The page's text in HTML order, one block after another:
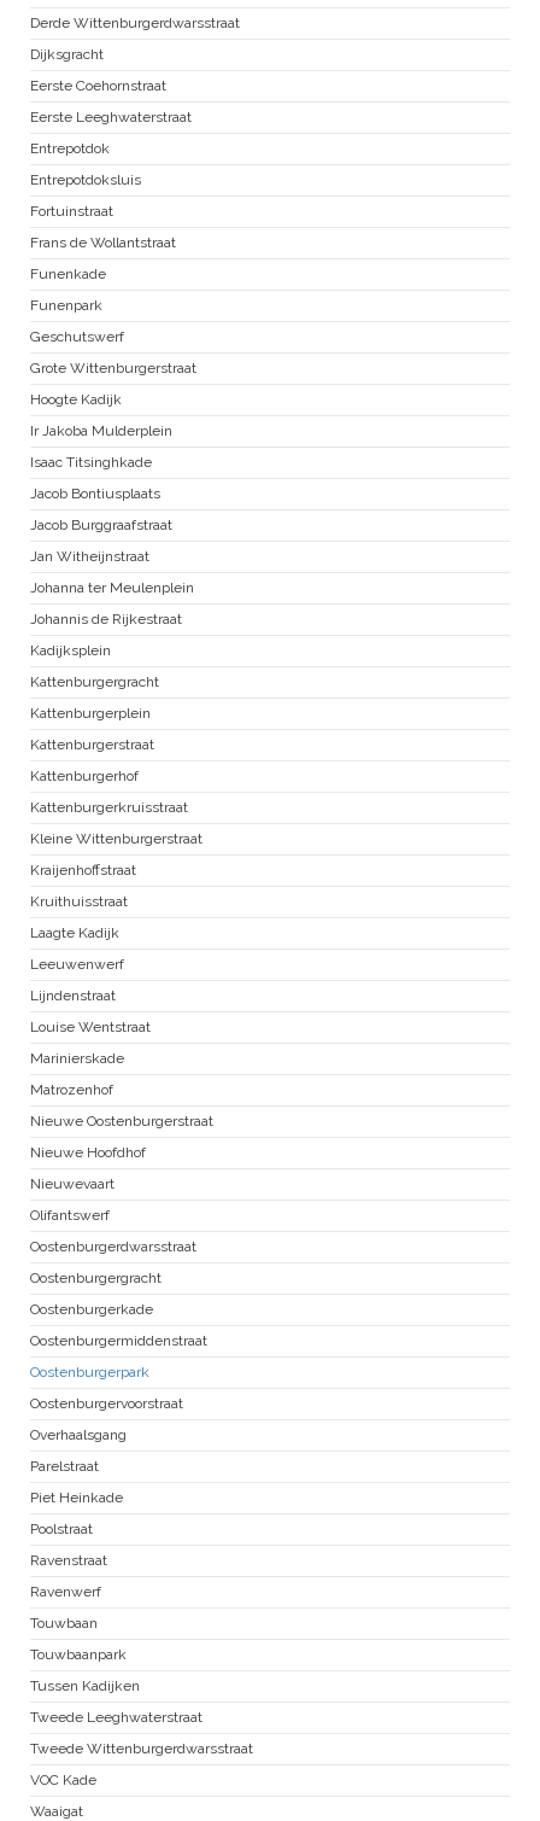
Derde Wittenburgerdwarsstraat
Dijksgracht
Eerste Coehornstraat
Eerste Leeghwaterstraat
Entrepotdok
Entrepotdoksluis
Fortuinstraat
Frans de Wollantstraat
Funenkade
Funenpark
Geschutswerf
Grote Wittenburgerstraat
Hoogte Kadijk
Ir Jakoba Mulderplein
Isaac Titsinghkade
Jacob Bontiusplaats
Jacob Burggraafstraat
Jan Witheijnstraat
Johanna ter Meulenplein
Johannis de Rijkestraat
Kadijksplein
Kattenburgergracht
Kattenburgerplein
Kattenburgerstraat
Kattenburgerhof
Kattenburgerkruisstraat
Kleine Wittenburgerstraat
Kraijenhoffstraat
Kruithuisstraat
Laagte Kadijk
Leeuwenwerf
Lijndenstraat
Louise Wentstraat
Marinierskade
Matrozenhof
Nieuwe Oostenburgerstraat
Nieuwe Hoofdhof
Nieuwevaart
Olifantswerf
Oostenburgerdwarsstraat
Oostenburgergracht
Oostenburgerkade
Oostenburgermiddenstraat
Oostenburgerpark
Oostenburgervoorstraat
Overhaalsgang
Parelstraat
Piet Heinkade
Poolstraat
Ravenstraat
Ravenwerf
Touwbaan
Touwbaanpark
Tussen Kadijken
Tweede Leeghwaterstraat
Tweede Wittenburgerdwarsstraat
VOC Kade
Waaigat